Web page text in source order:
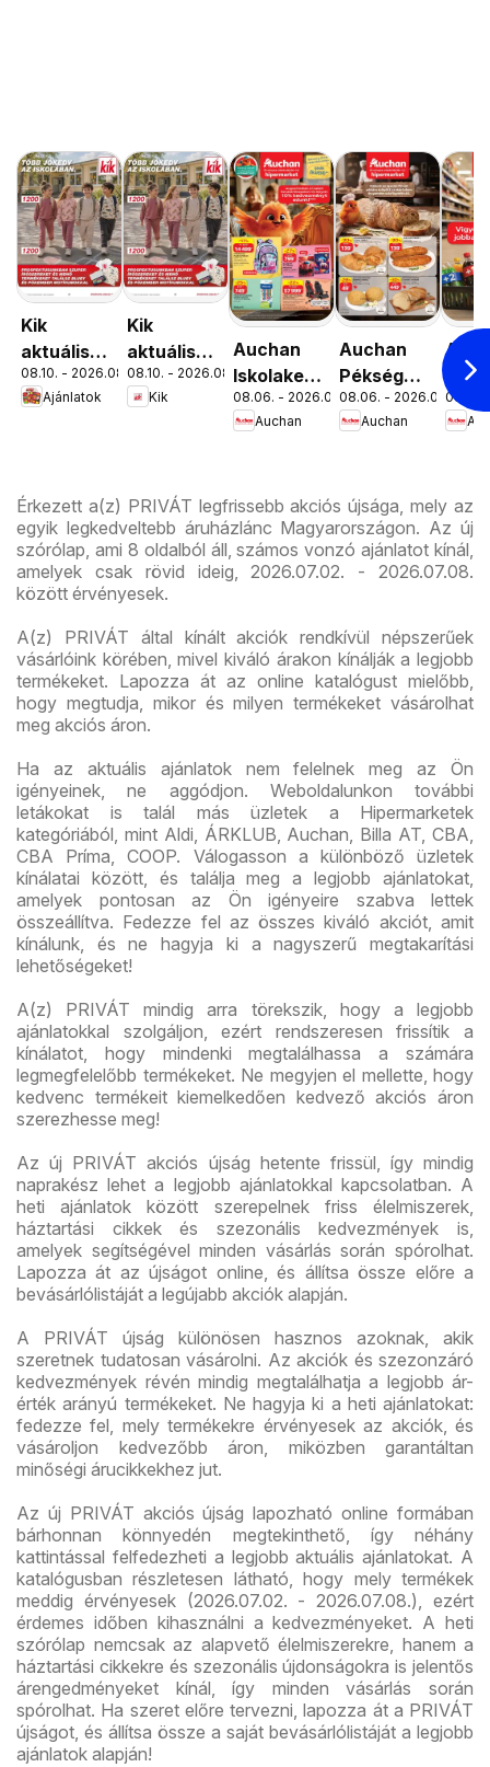
Kik
aktuális
akciós
újság
08.10. - 2026.08.16.
Ajánlatok
Kik
aktuális
akciós
újság
08.10. - 2026.08.16.
Kik
Auchan
Iskolakezdés
ajánlatok
08.06. - 2026.08.19.
Auchan
Auchan
Pékség
ajánlataink
08.06. - 2026.08.12.
Auchan
08.06.
Érkezett a(z) PRIVÁT legfrissebb akciós újsága, mely az
egyik legkedveltebb áruházlánc Magyarországon. Az új
szórólap, ami 8 oldalból áll, számos vonzó ajánlatot kínál,
amelyek csak rövid ideig, 2026.07.02. - 2026.07.08.
között érvényesek.
A(z) PRIVÁT által kínált akciók rendkívül népszerűek
vásárlóink körében, mivel kiváló árakon kínálják a legjobb
termékeket. Lapozza át az online katalógust mielőbb,
hogy megtudja, mikor és milyen termékeket vásárolhat
meg akciós áron.
Ha az aktuális ajánlatok nem felelnek meg az Ön
igényeinek, ne aggódjon. Weboldalunkon további
letákokat is talál más üzletek a Hipermarketek
kategóriából, mint Aldi, ÁRKLUB, Auchan, Billa AT, CBA,
CBA Príma, COOP. Válogasson a különböző üzletek
kínálatai között, és találja meg a legjobb ajánlatokat,
amelyek pontosan az Ön igényeire szabva lettek
összeállítva. Fedezze fel az összes kiváló akciót, amit
kínálunk, és ne hagyja ki a nagyszerű megtakarítási
lehetőségeket!
A(z) PRIVÁT mindig arra törekszik, hogy a legjobb
ajánlatokkal szolgáljon, ezért rendszeresen frissítik a
kínálatot, hogy mindenki megtalálhassa a számára
legmegfelelőbb termékeket. Ne megyjen el mellette, hogy
kedvenc termékeit kiemelkedően kedvező akciós áron
szerezhesse meg!
Az új PRIVÁT akciós újság hetente frissül, így mindig
naprakész lehet a legjobb ajánlatokkal kapcsolatban. A
heti ajánlatok között szerepelnek friss élelmiszerek,
háztartási cikkek és szezonális kedvezmények is,
amelyek segítségével minden vásárlás során spórolhat.
Lapozza át az újságot online, és állítsa össze előre a
bevásárlólistáját a legújabb akciók alapján.
A PRIVÁT újság különösen hasznos azoknak, akik
szeretnek tudatosan vásárolni. Az akciók és szezonzáró
kedvezmények révén mindig megtalálhatja a legjobb ár-
érték arányú termékeket. Ne hagyja ki a heti ajánlatokat:
fedezze fel, mely termékekre érvényesek az akciók, és
vásároljon kedvezőbb áron, miközben garantáltan
minőségi árucikkekhez jut.
Az új PRIVÁT akciós újság lapozható online formában
bárhonnan könnyedén megtekinthető, így néhány
kattintással felfedezheti a legjobb aktuális ajánlatokat. A
katalógusban részletesen látható, hogy mely termékek
meddig érvényesek (2026.07.02. - 2026.07.08.), ezért
érdemes időben kihasználni a kedvezményeket. A heti
szórólap nemcsak az alapvető élelmiszerekre, hanem a
háztartási cikkekre és szezonális újdonságokra is jelentős
árengedményeket kínál, így minden vásárlás során
spórolhat. Ha szeret előre tervezni, lapozza át a PRIVÁT
újságot, és állítsa össze a saját bevásárlólistáját a legjobb
ajánlatok alapján!